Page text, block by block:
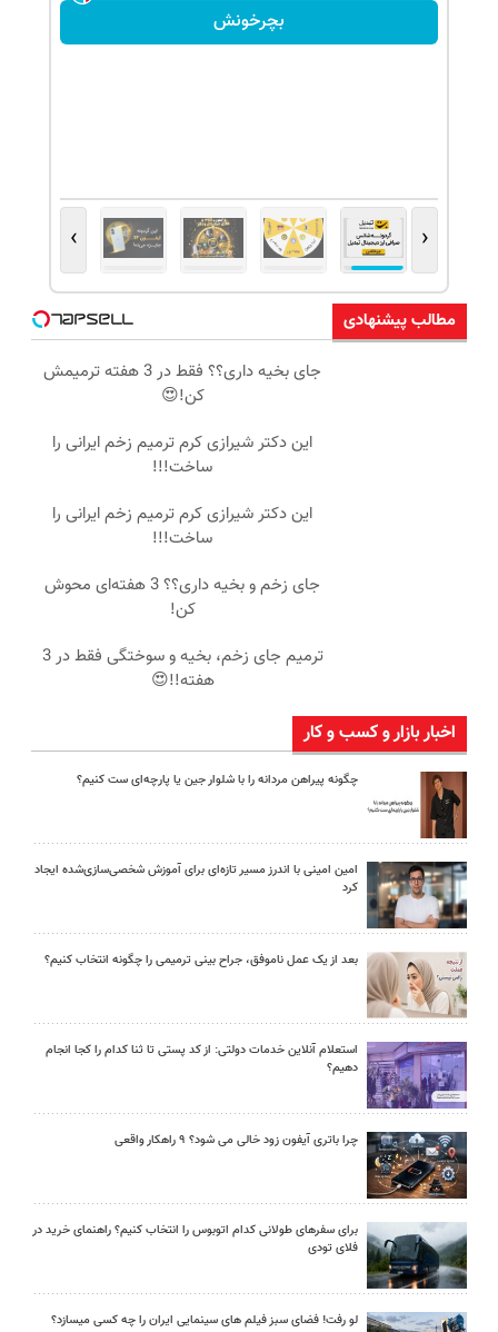
بچرخونش
‹
›
مطالب پیشنهادی
جای بخیه داری؟؟ فقط در 3 هفته ترمیمش
کن!😍
این دکتر شیرازی کرم ترمیم زخم ایرانی را
ساخت!!!
این دکتر شیرازی کرم ترمیم زخم ایرانی را
ساخت!!!
جای زخم و بخیه داری؟؟ 3 هفته‌ای محوش
کن!
ترمیم جای زخم، بخیه و سوختگی فقط در 3
هفته!!😍
اخبار بازار و کسب و کار
چگونه پیراهن مردانه را با شلوار جین یا پارچه‌ای ست کنیم؟
امین امینی با اندرز مسیر تازه‌ای برای آموزش شخصی‌سازی‌شده ایجاد
کرد
بعد از یک عمل ناموفق، جراح بینی ترمیمی را چگونه انتخاب کنیم؟
استعلام آنلاین خدمات دولتی: از کد پستی تا ثنا کدام را کجا انجام
دهیم؟
چرا باتری آیفون زود خالی می شود؟ ۹ راهکار واقعی
برای سفرهای طولانی کدام اتوبوس را انتخاب کنیم؟ راهنمای خرید در
فلای تودی
لو رفت! فضای سبز فیلم های سینمایی ایران را چه کسی میسازد؟